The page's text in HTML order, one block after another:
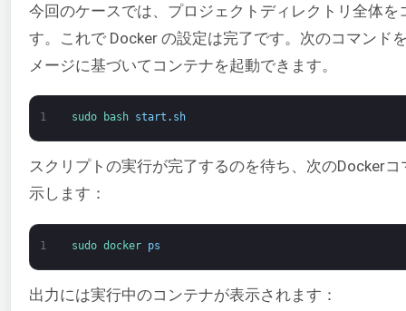
今回のケースでは、プロジェクトディレクトリ全体
す。これで Docker の設定は完了です。次のコマンド
メージに基づいてコンテナを起動できます。
1 sudo bash start . sh
スクリプトの実行が完了するのを待ち、次のDocker
示します：
1 sudo docker ps
出力には実行中のコンテナが表示されます：